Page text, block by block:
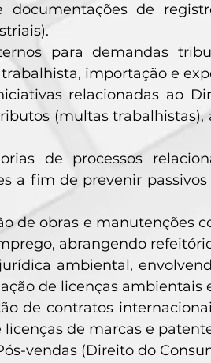
documentações de
para demandas
importação e
relacionadas ao
(multas
de processos
a fim de prevenir
de obras e manutenções
abrangendo
ambiental,
de licenças ambientais
de contratos
de marcas e
vendas (Direito do